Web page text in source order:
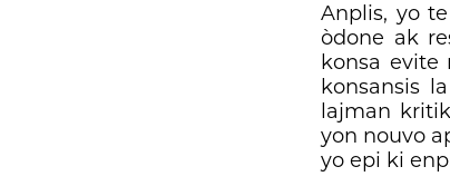
Anplis, yo
òdone ak
konsa evite
konsansis
lajman
yon nouvo
yo epi ki